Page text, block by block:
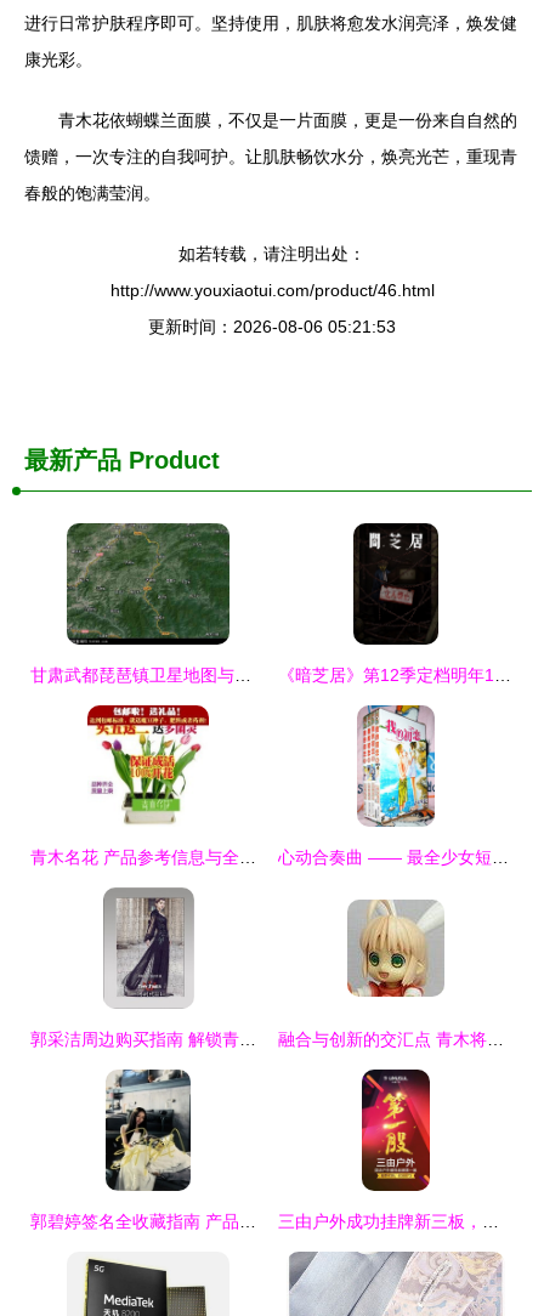
进行日常护肤程序即可。坚持使用，肌肤将愈发水润亮泽，焕发健
康光彩。
青木花依蝴蝶兰面膜，不仅是一片面膜，更是一份来自自然的
馈赠，一次专注的自我呵护。让肌肤畅饮水分，焕亮光芒，重现青
春般的饱满莹润。
如若转载，请注明出处：
http://www.youxiaotui.com/product/46.html
更新时间：2026-08-06 05:21:53
最新产品 Product